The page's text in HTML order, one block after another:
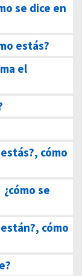
se dice en
estás?
el
cómo
¿cómo se
cómo